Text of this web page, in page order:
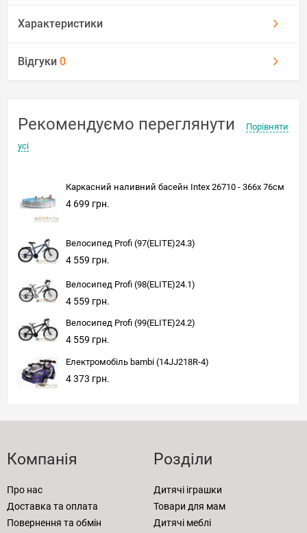
Характеристики
Відгуки 0
Рекомендуємо переглянути
Порівняти
усі
Каркасний наливний басейн Intex 26710 - 366х 76см
4 699 грн.
Велосипед Profi (97(ELITE)24.3)
4 559 грн.
Велосипед Profi (98(ELITE)24.1)
4 559 грн.
Велосипед Profi (99(ELITE)24.2)
4 559 грн.
Електромобіль bambi (14JJ218R-4)
4 373 грн.
Компанія
Про нас
Доставка та оплата
Повернення та обмін
Розділи
Дитячі іграшки
Товари для мам
Дитячі меблі